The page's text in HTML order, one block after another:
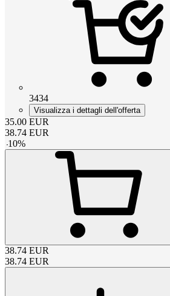
3434
Visualizza i dettagli dell'offerta
35.00 EUR
38.74 EUR
-10%
38.74 EUR
38.74 EUR